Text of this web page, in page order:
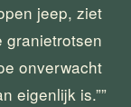
jeep, ziet
granietrotsen
onverwacht
eigenlijk is.””